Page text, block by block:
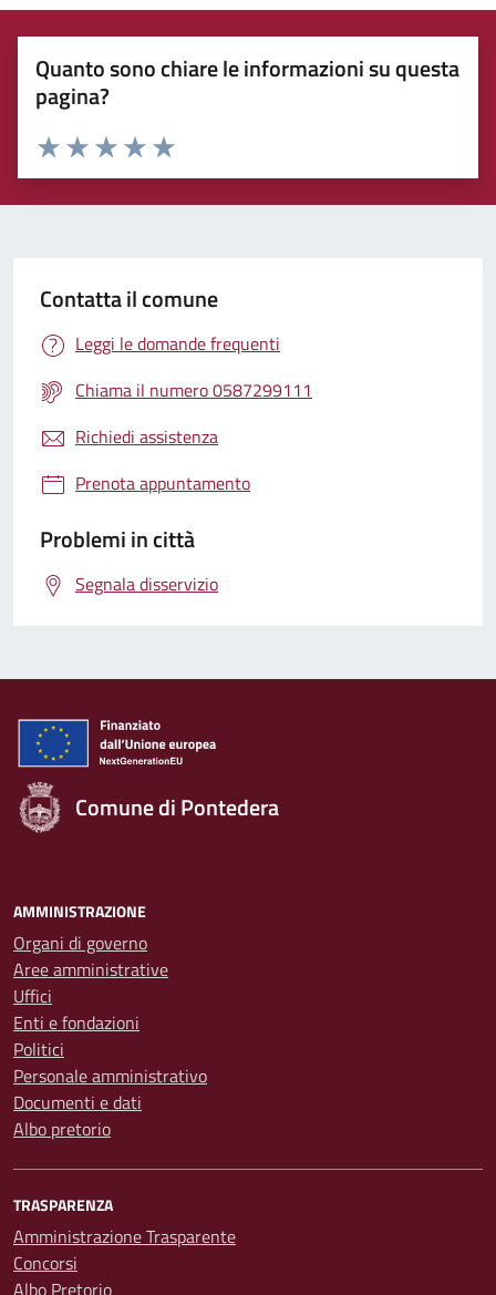
Quanto sono chiare le informazioni su questa
pagina?
Rating:
Valuta 5 stelle su 5
Valuta 4 stelle su 5
Valuta 3 stelle su 5
Valuta 2 stelle su 5
Valuta 1 stelle su 5
Contatta il comune
Leggi le domande frequenti
Chiama il numero 0587299111
Richiedi assistenza
Prenota appuntamento
Problemi in città
Segnala disservizio
Comune di Pontedera
AMMINISTRAZIONE
Organi di governo
Aree amministrative
Uffici
Enti e fondazioni
Politici
Personale amministrativo
Documenti e dati
Albo pretorio
TRASPARENZA
Amministrazione Trasparente
Concorsi
Albo Pretorio